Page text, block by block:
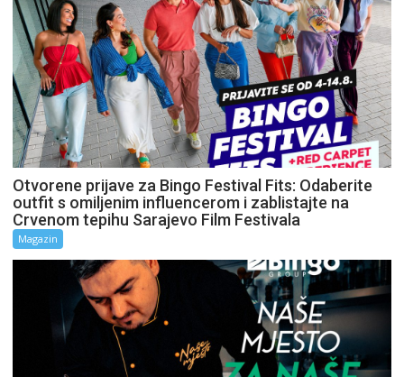
Otvorene prijave za Bingo Festival Fits: Odaberite
outfit s omiljenim influencerom i zablistajte na
Crvenom tepihu Sarajevo Film Festivala
Magazin